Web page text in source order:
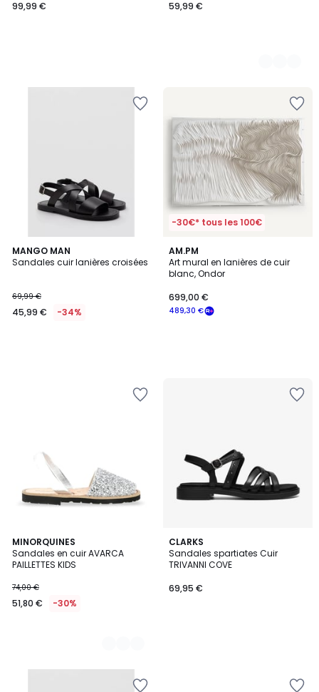
99,99 €
59,99 €
MANGO MAN
Sandales cuir lanières croisées
69,99 €
45,99 € -34%
-30€* tous les 100€
AM.PM
Art mural en lanières de cuir
blanc, Ondor
489,30 €
699,00 €
MINORQUINES
Sandales en cuir AVARCA
PAILLETTES KIDS
74,00 €
51,80 € -30%
2
Couleurs
CLARKS
Sandales spartiates Cuir
TRIVANNI COVE
69,95 €